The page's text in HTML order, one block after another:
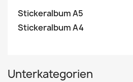
Stickeralbum A5
Stickeralbum A4
Unterkategorien